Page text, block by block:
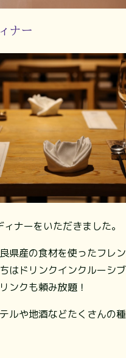
ナー
ナーをいただきました。
県産の食材を使ったフレン
はドリンクインクルーシブ
ンクも頼み放題！
ルや地酒などたくさんの